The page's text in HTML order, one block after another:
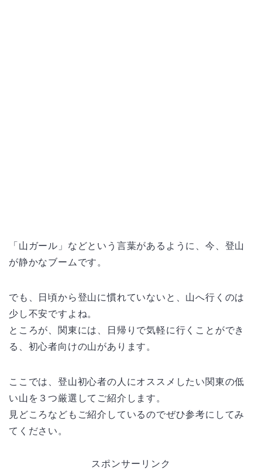
「山ガール」などという言葉があるように、今、登山
が静かなブームです。
でも、日頃から登山に慣れていないと、山へ行くのは
少し不安ですよね。
ところが、関東には、日帰りで気軽に行くことができ
る、初心者向けの山があります。
ここでは、登山初心者の人にオススメしたい関東の低
い山を３つ厳選してご紹介します。
見どころなどもご紹介しているのでぜひ参考にしてみ
てください。
スポンサーリンク